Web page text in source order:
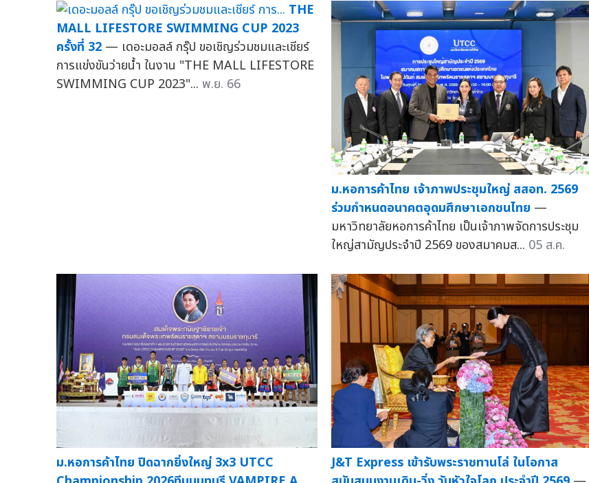
THE
MALL LIFESTORE SWIMMING CUP 2023
ครั้งที่ 32 — เดอะมอลล์ กรุ๊ป ขอเชิญร่วมชมและเชียร์
การแข่งขันว่ายน้ำ ในงาน "THE MALL LIFESTORE
SWIMMING CUP 2023"... พ.ย. 66
ม.หอการค้าไทย เจ้าภาพประชุมใหญ่ สสอท. 2569
ร่วมกำหนดอนาคตอุดมศึกษาเอกชนไทย —
มหาวิทยาลัยหอการค้าไทย เป็นเจ้าภาพจัดการประชุม
ใหญ่สามัญประจำปี 2569 ของสมาคมส... 05 ส.ค.
ม.หอการค้าไทย ปิดฉากยิ่งใหญ่ 3x3 UTCC
J&T Express เข้ารับพระราชทานโล่ ในโอกาส